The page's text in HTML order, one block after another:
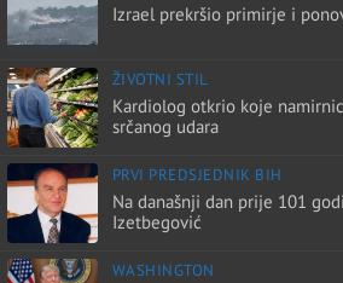
Izrael prekršio primirje i
ŽIVOTNI STIL
Kardiolog otkrio koje
srčanog udara
PRVI PREDSJEDNIK BIH
Na današnji dan prije 101
Izetbegović
WASHINGTON